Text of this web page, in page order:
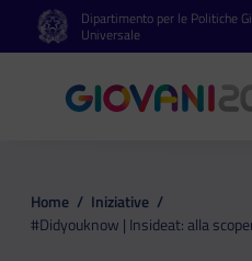
Vai al contenuto principale
Vai al footerDipartimento per le Politiche
Universale
Home / Iniziative /
#Didyouknow | Insideat: alla